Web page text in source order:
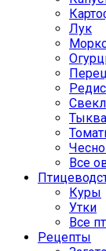
Лук
Перец
Редис
Тыква
Все
Куры
Утки
Все
Рецепты